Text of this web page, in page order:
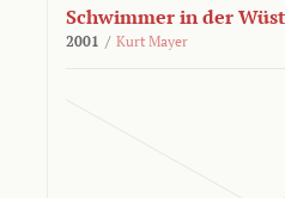
Schwimmer in der
2001 / Kurt Mayer